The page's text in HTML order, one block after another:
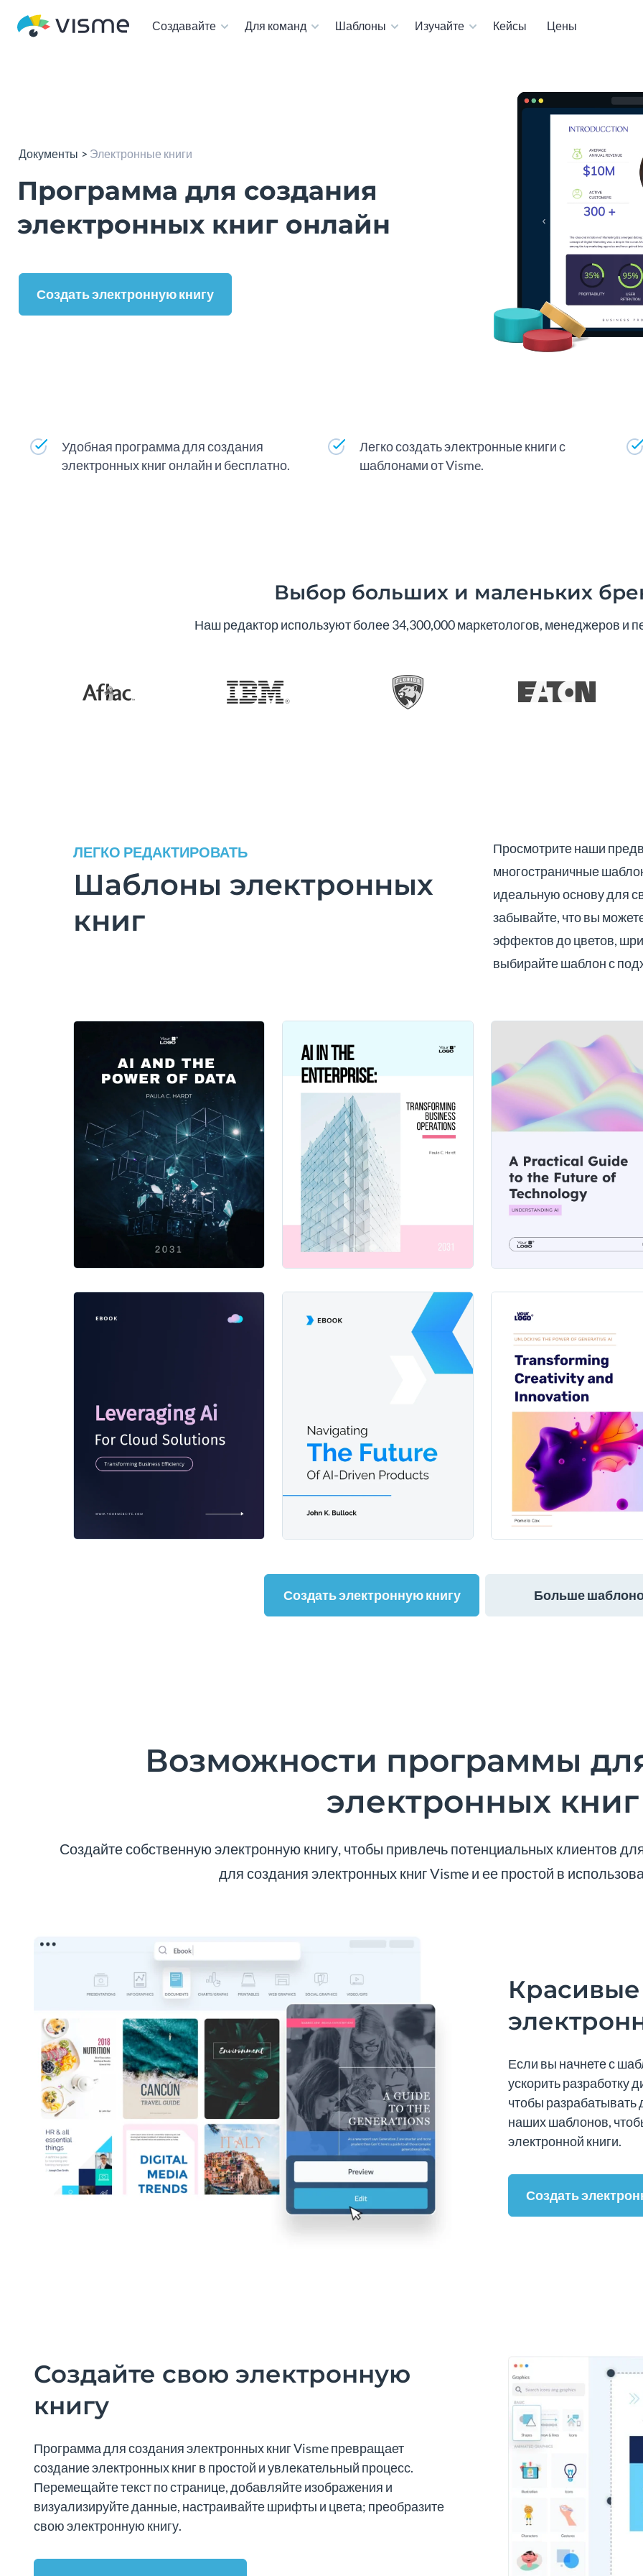
Создавайте Для команд Шаблоны Изучайте Кейсы Цены
Документы Электронные книги
Программа для создания
электронных книг онлайн
Создать электронную книгу
Удобная программа для создания
электронных книг онлайн и бесплатно.
Легко создать электронные книги с
шаблонами от Visme.
Выбор больших и маленьких
Наш редактор используют более 34,300,000 маркетологов, менеджеров и
ЛЕГКО РЕДАКТИРОВАТЬ
Шаблоны электронных
книг
Просмотрите наши
многостраничные
идеальную основу для
забывайте, что вы
эффектов до цветов,
выбирайте шаблон с
Создать электронную книгу Больше
Возможности программы
электронных книг
Создайте собственную электронную книгу, чтобы привлечь потенциальных клиентов
для создания электронных книг Visme и ее простой в
Если вы начнете с
ускорить разработку
чтобы разрабатывать
наших шаблонов,
электронной книги.
Создать
Создайте свою электронную
книгу
Программа для создания электронных книг Visme превращает
создание электронных книг в простой и увлекательный процесс.
Перемещайте текст по странице, добавляйте изображения и
визуализируйте данные, настраивайте шрифты и цвета; преобразите
свою электронную книгу.